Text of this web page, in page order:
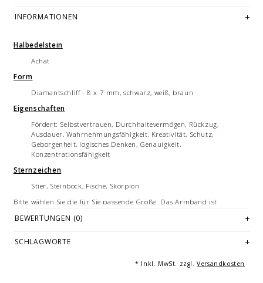
INFORMATIONEN
Halbedelstein
Achat
Form
Diamantschliff - 8 x 7 mm, schwarz, weiß, braun
Eigenschaften
Fördert: Selbstvertrauen, Durchhaltevermögen, Rückzug,
Ausdauer, Wahrnehmungsfähigkeit, Kreativität, Schutz,
Geborgenheit, logisches Denken, Genauigkeit,
Konzentrationsfähigkeit
Sternzeichen
Stier, Steinbock, Fische, Skorpion
Bitte wählen Sie die für Sie passende Größe. Das Armband ist
wir Armbandgrößen von 16 cm bis 22 cm an.
Hier finden Sie weitere Informationen zu den verfügbaren
Jedes Armband ist ein handgemachtes Unikat - hergestellt in
BEWERTUNGEN (0)
SCHLAGWORTE
* Inkl. MwSt. zzgl.Versandkosten